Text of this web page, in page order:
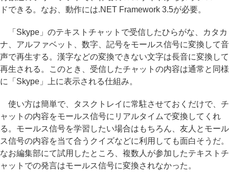
ドできる。なお、動作には.NET Framework 3.5が必要。
「Skype」のテキストチャットで受信したひらがな、カタカ
ナ、アルファベット、数字、記号をモールス信号に変換して音
声で再生する。漢字などの変換できない文字は長音に変換して
再生される。このとき、受信したチャットの内容は通常と同様
に「Skype」上に表示される仕組み。
使い方は簡単で、タスクトレイに常駐させておくだけで、チ
ャットの内容をモールス信号にリアルタイムで変換してくれ
る。モールス信号を学習したい場合はもちろん、友人とモール
ス信号の内容を当て合うクイズなどに利用しても面白そうだ。
なお編集部にて試用したところ、複数人が参加したテキストチ
ャットでの発言はモールス信号に変換されなかった。